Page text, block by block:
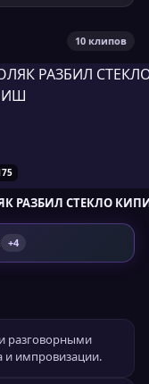
10 клипов
РАЗБИЛ СТЕКЛО
+4
разговорными
и импровизации.